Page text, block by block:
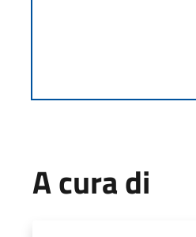
A cura di